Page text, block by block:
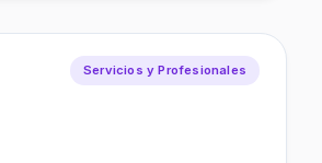
Servicios y Profesionales